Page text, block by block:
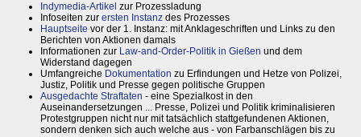
Indymedia-Artikel zur Prozessladung
Infoseiten zur ersten Instanz des Prozesses
Hauptseite vor der 1. Instanz: mit Anklageschriften und Links zu den
Berichten von Aktionen damals
Informationen zur Law-and-Order-Politik in Gießen und dem
Widerstand dagegen
Umfangreiche Dokumentation zu Erfindungen und Hetze von Polizei,
Justiz, Politik und Presse gegen politische Gruppen
Ausgedachte Straftaten - eine Spezialkost in den
Auseinandersetzungen ... Presse, Polizei und Politik kriminalisieren
Protestgruppen nicht nur mit tatsächlich stattgefundenen Aktionen,
sondern denken sich auch welche aus - von Farbanschlägen bis zu